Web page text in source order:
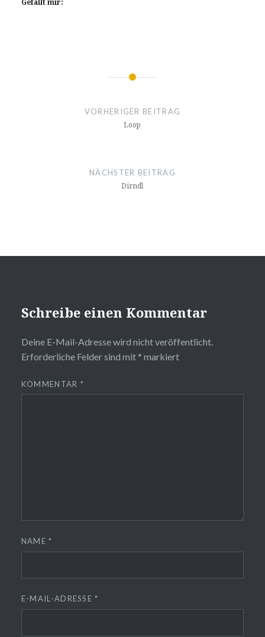
Beitragsnavigation
VORHERIGER BEITRAG
Loop
NÄCHSTER BEITRAG
Dirndl
Schreibe einen Kommentar
Deine E-Mail-Adresse wird nicht veröffentlicht.
Erforderliche Felder sind mit * markiert
KOMMENTAR *
NAME*
E-MAIL-ADRESSE*